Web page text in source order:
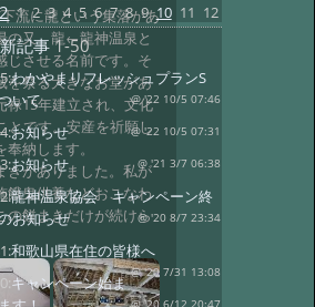
流に龍という集落があ
の又 龍←龍神温泉と
じさせる名前です。そ
を祭る大きなお堂があ
禄15年建立され、文化
とです。安産を祈願し
納します。
がありました。私が
餓鬼供養などおこなわ
の餅まきだけが続けら
1 2 3 4 5 6 7 8 9 10 11 12
記事1-50
わかやまリフレッシュプランS
いて
@ '22 10/5 07:46
お知らせ @ '22 10/5 07:31
お知らせ @ '21 3/7 06:38
龍神温泉協会 キャンペーン終
お知らせ
@ '20 8/7 23:34
和歌山県在住の皆様へ
@ '20 7/31 13:08
キャンペーン始ま